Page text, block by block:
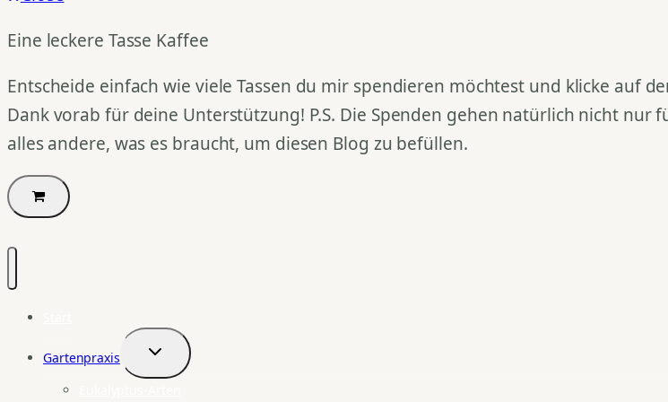
Eine leckere Tasse Kaffee
Entscheide einfach wie viele Tassen du mir spendieren möchtest und klicke auf
Dank vorab für deine Unterstützung! P.S. Die Spenden gehen natürlich nicht nur
alles andere, was es braucht, um diesen Blog zu befüllen.
Gartenpraxis
Untermenü
umschalten